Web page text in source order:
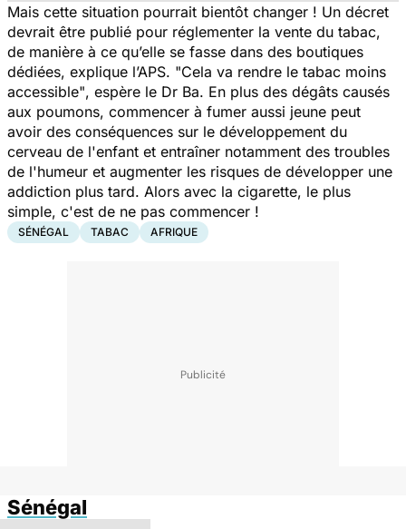
Mais cette situation pourrait bientôt changer ! Un décret
devrait être publié pour réglementer la vente du tabac,
de manière à ce qu’elle se fasse dans des boutiques
dédiées, explique l’APS. "Cela va rendre le tabac moins
accessible", espère le Dr Ba. En plus des dégâts causés
aux poumons, commencer à fumer aussi jeune peut
avoir des conséquences sur le développement du
cerveau de l'enfant et entraîner notamment des troubles
de l'humeur et augmenter les risques de développer une
addiction plus tard. Alors avec la cigarette, le plus
simple, c'est de ne pas commencer !
SÉNÉGAL TABAC AFRIQUE
Sénégal